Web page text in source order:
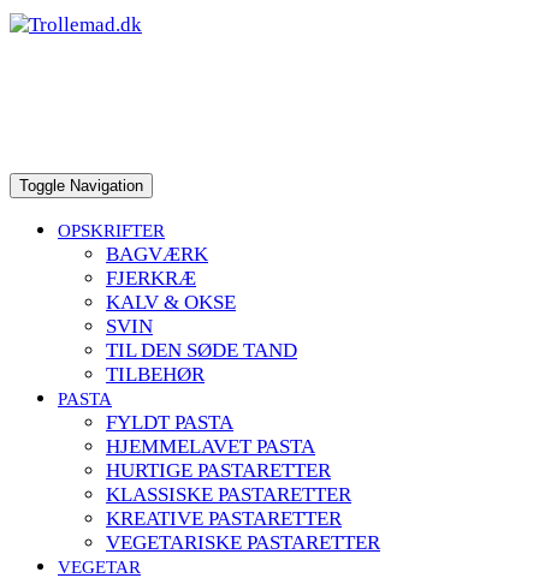
content
Toggle Navigation
OPSKRIFTER
BAGVÆRK
FJERKRÆ
KALV & OKSE
SVIN
TIL DEN SØDE TAND
TILBEHØR
PASTA
FYLDT PASTA
HJEMMELAVET PASTA
HURTIGE PASTARETTER
KLASSISKE PASTARETTER
KREATIVE PASTARETTER
VEGETARISKE PASTARETTER
VEGETAR